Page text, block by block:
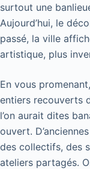
surtout une
Aujourd’hui, le
passé, la ville
artistique, plus
En vous
entiers recouverts
l’on aurait dites
ouvert.
des collectifs, des
ateliers partagés.